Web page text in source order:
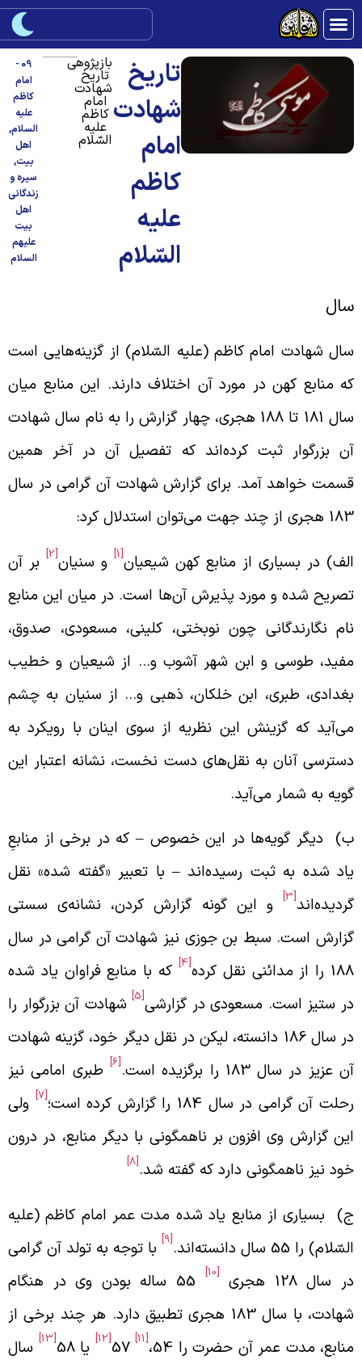
تاریخ
شهادت
امام
کاظم
علیه
السّلام
بازپژوهی
تاریخ
شهادت
امام
کاظم
علیه
السّلام
09 -
امام
کاظم
علیه
السلام,
اهل
بیت,
سیره و
زندگانی
اهل
بیت
علیهم
السلام
شهادت امام کاظم (علیه السّلام) از گزینه‌هایی است
منابع کهن در مورد آن اختلاف دارند. این منابع میان
سال 181 تا 188 هجری، چهار گزارش را به نام سال شهادت
بزرگوار ثبت کرده‌اند که تفصیل آن در آخر همین
خواهد آمد. برای گزارش شهادت آن گرامی در سال
چند جهت می‌توان استدلال کرد:
در بسیاری از منابع کهن شیعیان و سنیان بر آن
شده و مورد پذیرش آن‌ها است. در میان این منابع
نگارندگانی چون نوبختی، کلینی، مسعودی، صدوق،
طوسی و ابن شهر آشوب و… از شیعیان و خطیب
طبری، ابن خلکان، ذهبی و… از سنیان به چشم
که گزینش این نظریه از سوی اینان با رویکرد به
آنان به نقل‌های دست نخست، نشانه اعتبار این
به شمار می‌آید.
دیگر گویه‌ها در این خصوص– که در برخی از منابعِ
شده به ثبت رسیده‌اند– با تعبیر «گفته شده» نقل
[3]
و این گونه گزارش کردن، نشانه‌ی سستی
است. سبط بن جوزی نیز شهادت آن گرامی در سال
مدائنی نقل کرده
که با منابع فراوان یاد شده
ستیز است. مسعودی در گزارشی شهادت آن بزرگوار را
در سال 186 دانسته، لیکن در نقل دیگر خود، گزینه شهادت
عزیز در سال 183 را برگزیده است.
طبری امامی نیز
آن گرامی در سال 184 را گزارش کرده است؛
ولی
گزارش وی افزون بر ناهمگونی با دیگر منابع، در درون
نیز ناهمگونی دارد که گفته شد.
بسیاری از منابع یاد شده مدت عمر امام کاظم (علیه
را 55 سال دانسته‌اند.
با توجه به تولد آن گرامی
سال 128 هجری
55 ساله بودن وی در هنگام
شهادت، با سال 183 هجری تطبیق دارد. هر چند برخی از
مدت عمر آن حضرت را 54،
[11]
57
[12] یا 58
سال